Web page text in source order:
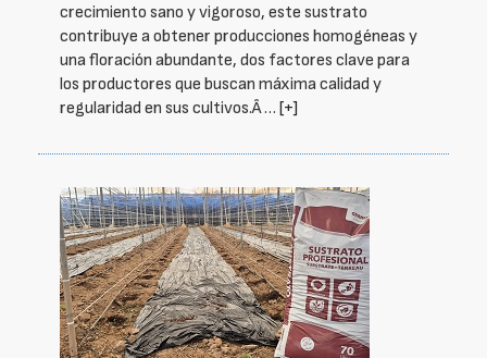
crecimiento sano y vigoroso, este sustrato
contribuye a obtener producciones homogéneas y
una floración abundante, dos factores clave para
los productores que buscan máxima calidad y
regularidad en sus cultivos.Â … [+]